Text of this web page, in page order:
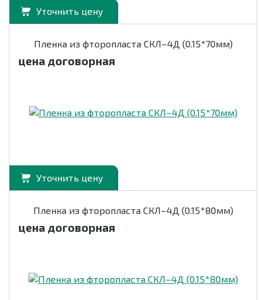
Уточнить цену
Пленка из фторопласта СКЛ–4Д (0.15*70мм)
цена договорная
Уточнить цену
Пленка из фторопласта СКЛ–4Д (0.15*80мм)
цена договорная